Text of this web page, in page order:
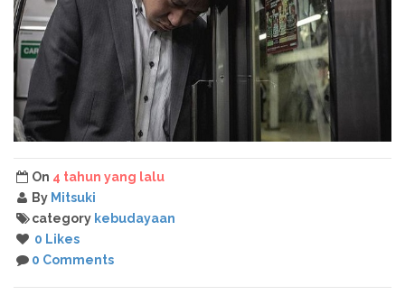
On 4 tahun yang lalu
By Mitsuki
category kebudayaan
0 Likes
0 Comments